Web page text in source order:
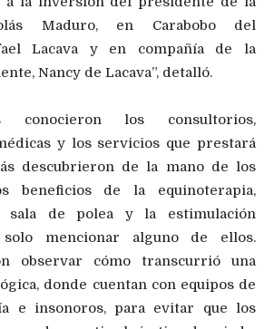
Maduro, en Carabobo del
Lacava y en compañía de la
Nancy de Lacava”, detalló.
conocieron los consultorios,
y los servicios que prestará
descubrieron de la mano de los
beneficios de la equinoterapia,
sala de polea y la estimulación
mencionar alguno de ellos.
observar cómo transcurrió una
donde cuentan con equipos de
e insonoros, para evitar que los